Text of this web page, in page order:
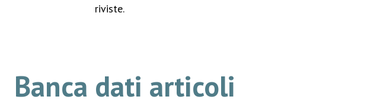
riviste.
Banca dati articoli